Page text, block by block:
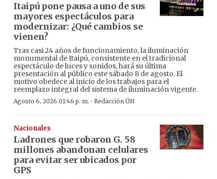
Itaipú pone pausa a uno de sus
mayores espectáculos para
modernizar: ¿Qué cambios se
vienen?
Tras casi 24 años de funcionamiento, la iluminación
monumental de Itaipú, consistente en el tradicional
espectáculo de luces y sonidos, hará su última
presentación al público este sábado 8 de agosto. El
motivo obedece al inicio de los trabajos para el
reemplazo integral del sistema de iluminación vigente.
Agosto 6, 2026 01:46 p. m. · Redacción ÚH
Nacionales
Ladrones que robaron G. 58
millones abandonan celulares
para evitar ser ubicados por
GPS